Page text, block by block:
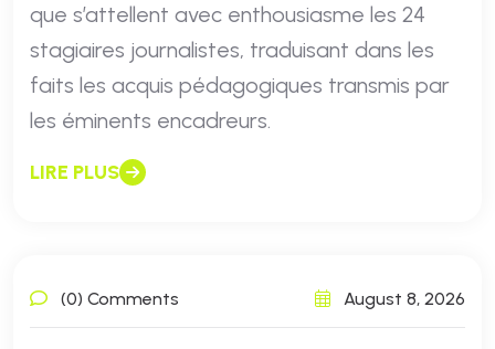
que s’attellent avec enthousiasme les 24
stagiaires journalistes, traduisant dans les
faits les acquis pédagogiques transmis par
les éminents encadreurs.
LIRE PLUS
(0) Comments August 8, 2026